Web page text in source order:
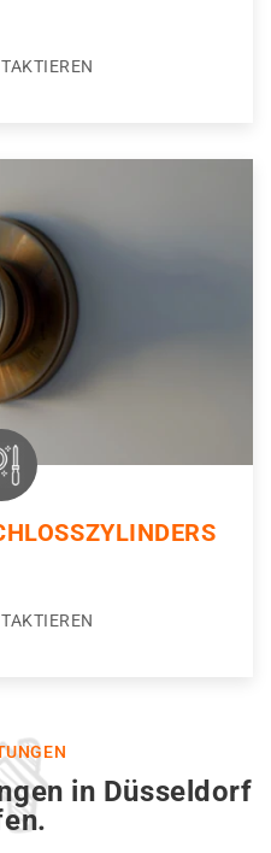
in Düsseldorf